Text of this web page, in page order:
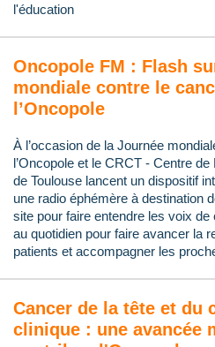
l'éducation
Oncopole FM : Flash
mondiale contre le
l’Oncopole
À l’occasion de la Journée
l’Oncopole et le CRCT - Centre
de Toulouse lancent un dispositif
une radio éphémère à destination
site pour faire entendre les voix
au quotidien pour faire avancer la
patients et accompagner les
Cancer de la tête et du
clinique : une avancée